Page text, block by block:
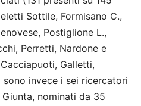
Sottile, Formisano C.,
Postiglione L.,
Perretti, Nardone e
Galletti,
invece i sei ricercatori
nominati da 35